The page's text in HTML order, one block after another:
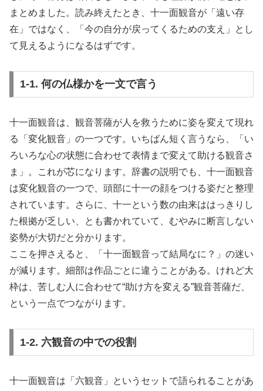
まとめました。読み終えたとき、十一面観音が「遠い存
在」ではなく、「今の自分が戻ってくるための支え」とし
て見えるようになるはずです。
1-1. 何の仏様かを一文で言う
十一面観音は、観音菩薩が人を救うために姿を変えて現れ
る「変化観音」の一つです。いちばん短く言うなら、「い
ろいろな心の状態に合わせて表情まで変えて助ける観音さ
ま」。これが芯になります。辞書の説明でも、十一面観音
は変化観音の一つで、頭部に十一の顔をつける姿だと整理
されています。さらに、十一という数の由来ははっきりし
た根拠が乏しい、とも書かれていて、むやみに断言しない
姿勢が大切だと分かります。
ここを押さえると、「十一面観音って結局なに？」の迷い
が減ります。細部は作品ごとに違うことがある。けれど大
枠は、苦しむ人に合わせて“助け方を変える”観音菩薩だ、
という一点でつながります。
1-2. 六観音の中での役割
十一面観音は「六観音」というセットで語られることがあ